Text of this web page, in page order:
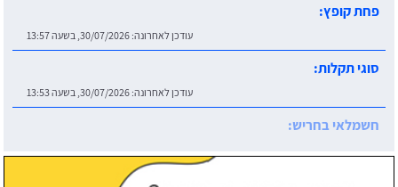
פחת קופץ:
עודכן לאחרונה: 30/07/2026, בשעה 13:57
סוגי תקלות:
עודכן לאחרונה: 30/07/2026, בשעה 13:53
חשמלאי בחריש: